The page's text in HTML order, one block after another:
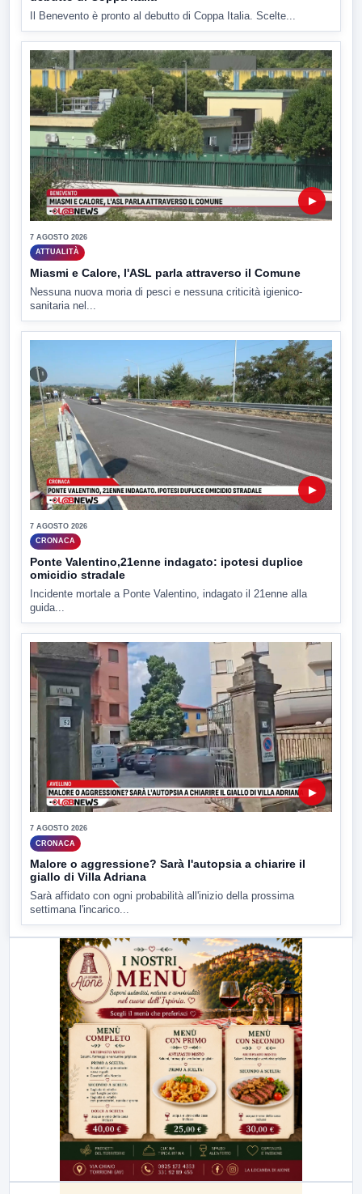
Il Benevento è pronto al debutto di Coppa Italia. Scelte...
▶
7 AGOSTO 2026
ATTUALITÀ
Miasmi e Calore, l'ASL parla attraverso il Comune
Nessuna nuova moria di pesci e nessuna criticità igienico-
sanitaria nel...
▶
7 AGOSTO 2026
CRONACA
Ponte Valentino,21enne indagato: ipotesi duplice
omicidio stradale
Incidente mortale a Ponte Valentino, indagato il 21enne alla
guida...
▶
7 AGOSTO 2026
CRONACA
Malore o aggressione? Sarà l'autopsia a chiarire il
giallo di Villa Adriana
Sarà affidato con ogni probabilità all'inizio della prossima
settimana l'incarico...